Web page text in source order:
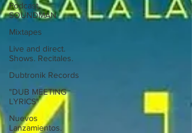
Podcast.
SOUNDMAN
Mixtapes
Live and direct.
Shows. Recitales.
Dubtronik Records
"DUB MEETING
LYRICS"
Nuevos
Lanzamientos.